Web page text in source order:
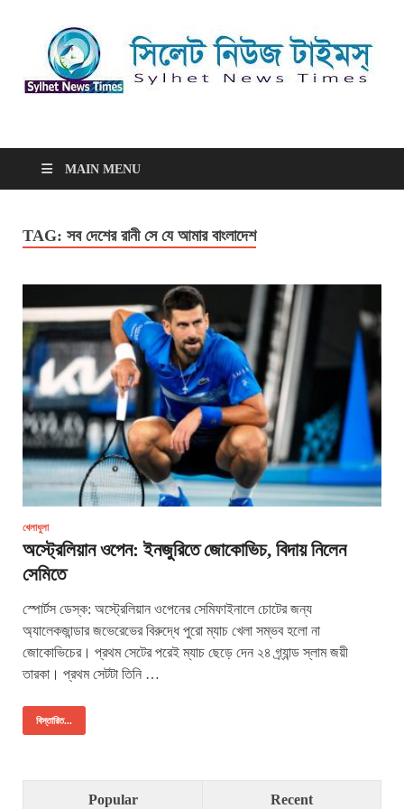
News Times
MAIN MENU
TAG: সব দেশের রানী সে যে আমার বাংলাদেশ
খেলাধুলা
অস্ট্রেলিয়ান ওপেন: ইনজুরিতে জোকোভিচ, বিদায় নিলেন
সেমিতে
স্পোর্টস ডেস্ক: অস্ট্রেলিয়ান ওপেনের সেমিফাইনালে চোটের জন্য
অ্যালেকজান্ডার জভেরেভের বিরুদ্ধে পুরো ম্যাচ খেলা সম্ভব হলো না
জোকোভিচের। প্রথম সেটের পরেই ম্যাচ ছেড়ে দেন ২৪ গ্র্যান্ড স্লাম জয়ী
তারকা। প্রথম সেটটা তিনি …
বিস্তারিত...
Popular Recent